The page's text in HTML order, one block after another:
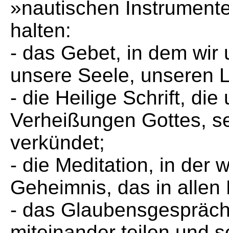
»nautischen
halten:
- das Gebet, in dem wir
unsere Seele, unseren
- die Heilige Schrift, die
Verheißungen Gottes,
verkündet;
- die Meditation, in der
Geheimnis, das in
- das